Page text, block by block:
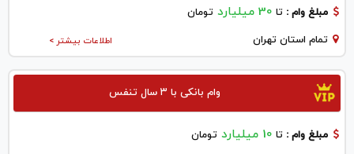
مبلغ وام : تا 30 میلیارد تومان
اطلاعات بیشتر > تمام استان تهران
وام بانکی با ۳ سال تنفس
مبلغ وام : تا 10 میلیارد تومان